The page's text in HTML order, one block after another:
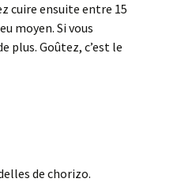
cuire ensuite entre 15
moyen. Si vous
plus. Goûtez, c’est le
de chorizo.